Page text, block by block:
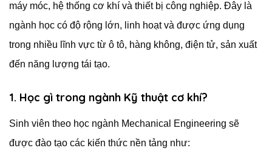
máy móc, hệ thống cơ khí và thiết bị công nghiệp. Đây là
ngành học có độ rộng lớn, linh hoạt và được ứng dụng
trong nhiều lĩnh vực từ ô tô, hàng không, điện tử, sản xuất
đến năng lượng tái tạo.
1. Học gì trong ngành Kỹ thuật cơ khí?
Sinh viên theo học ngành Mechanical Engineering sẽ
được đào tạo các kiến thức nền tảng như: